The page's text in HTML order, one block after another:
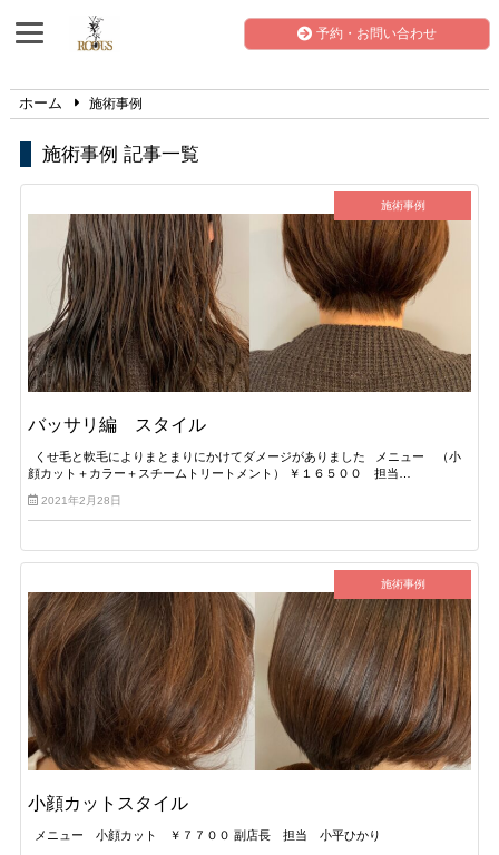
予約・お問い合わせ
ホーム 施術事例
施術事例 記事一覧
施術事例
バッサリ編 スタイル
くせ毛と軟毛によりまとまりにかけてダメージがありました メニュー （小
顔カット＋カラー＋スチームトリートメント） ￥１６５００ 担当…
2021年2月28日
施術事例
小顔カットスタイル
メニュー 小顔カット ￥７７００ 副店長 担当 小平ひかり